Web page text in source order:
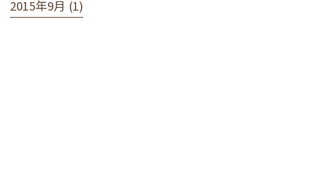
2015年9月 (1)